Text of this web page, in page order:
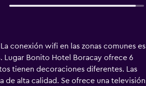
conexión wifi en las zonas comunes es
Lugar Bonito Hotel Boracay ofrece 6
tienen decoraciones diferentes. Las
de alta calidad. Se ofrece una televisión